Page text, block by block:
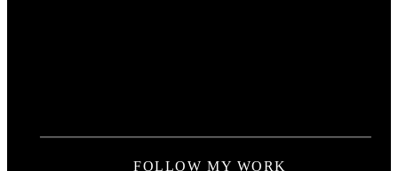
FOLLOW MY WORK